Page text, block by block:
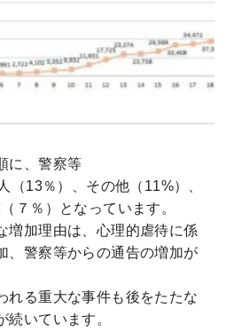
に、警察等
（13％）、その他（11%）、
７％）となっています。
加理由は、心理的虐待に係
、警察等からの通告の増加が
る重大な事件も後をたたな
続いています。